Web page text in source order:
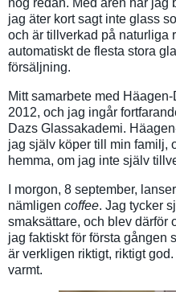
nog redan. Med åren har jag
jag äter kort sagt inte glass
och är tillverkad på naturliga
automatiskt de flesta stora
försäljning.
Mitt samarbete med
2012, och jag ingår
Dazs Glassakademi.
jag själv köper till min familj,
hemma, om jag inte själv
I morgon, 8 september,
nämligen coffee. Jag tycker
smaksättare, och blev därför
jag faktiskt för första gången
är verkligen riktigt, riktigt
varmt.